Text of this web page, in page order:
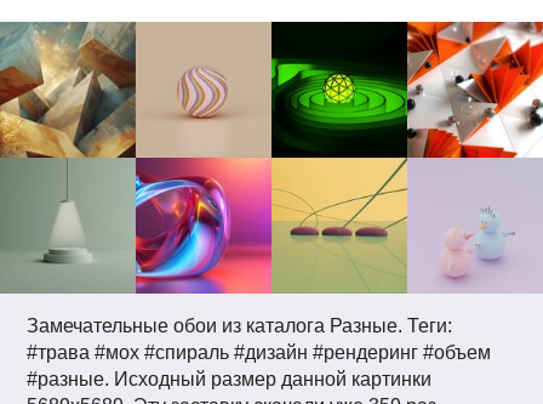
Замечательные обои из каталога Разные. Теги:
#трава #мох #спираль #дизайн #рендеринг #объем
#разные. Исходный размер данной картинки